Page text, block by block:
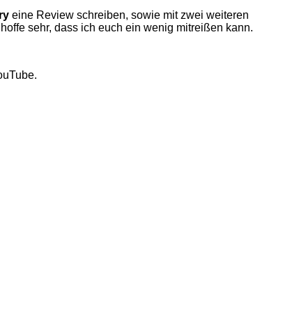
eine Review schreiben, sowie mit zwei weiteren
sehr, dass ich euch ein wenig mitreißen kann.